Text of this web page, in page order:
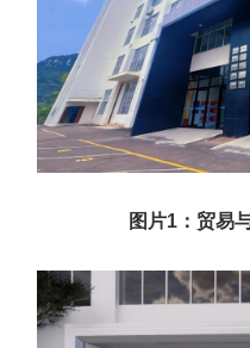
图片1：贸易